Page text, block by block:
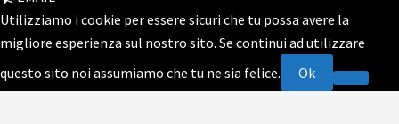
Utilizziamo i cookie per essere sicuri che tu possa avere la
migliore esperienza sul nostro sito. Se continui ad utilizzare
questo sito noi assumiamo che tu ne sia felice.
Ok